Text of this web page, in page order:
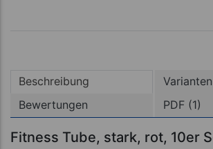
Beschreibung
Bewertungen
PDF (1)
Fitness Tube, stark, rot, 10er